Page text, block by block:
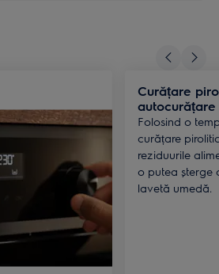
Curățare
autocurățare
Folosind o
curățare
reziduurile
o putea șterge
lavetă umedă.